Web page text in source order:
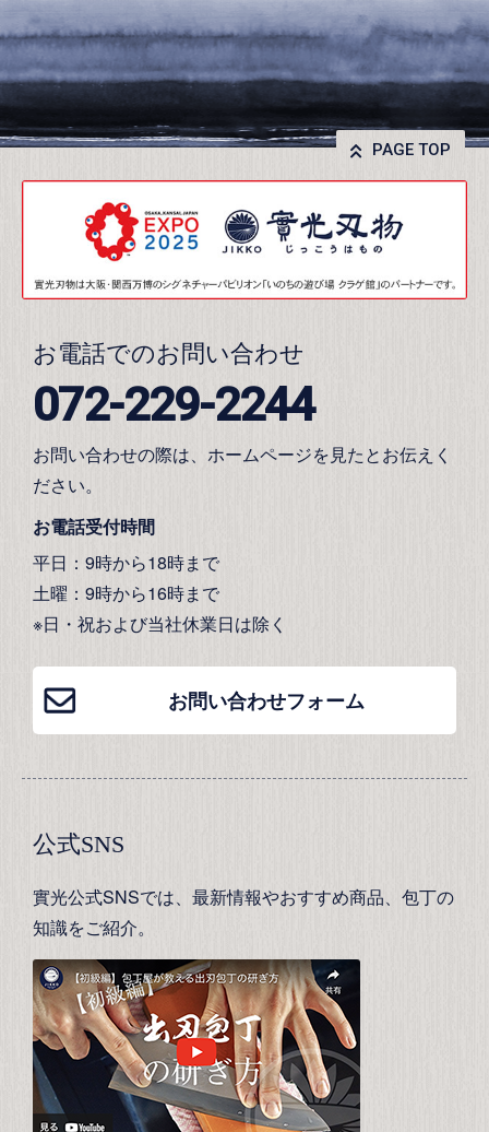
PAGE TOP
お電話でのお問い合わせ
072-229-2244
お問い合わせの際は、ホームページを見たとお伝えく
ださい。
お電話受付時間
平日：9時から18時まで
土曜：9時から16時まで
※日・祝および当社休業日は除く
お問い合わせフォーム
公式SNS
實光公式SNSでは、最新情報やおすすめ商品、包丁の
知識をご紹介。